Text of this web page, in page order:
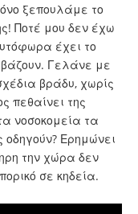
ξεπουλάμε το
Ποτέ μου δεν έχω
έχει το
Γελάνε με
βράδυ, χωρίς
πεθαίνει της
νοσοκομεία τα
Ερημώνει
την χώρα δεν
σε κηδεία.